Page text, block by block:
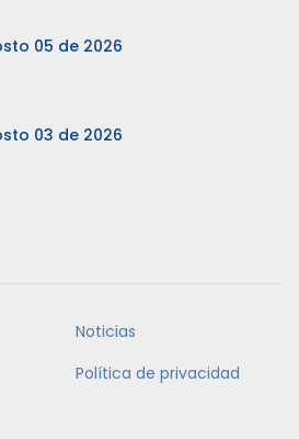
05 de 2026
03 de 2026
Noticias
Política de privacidad